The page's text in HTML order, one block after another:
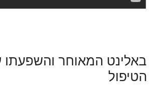
באלינט המאוחר והשפעתו
הטיפול